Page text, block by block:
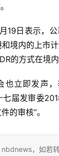
19日表示，
境内的上市
的方式在境内
也立即发声
七届发审委
的审核”。
，如若